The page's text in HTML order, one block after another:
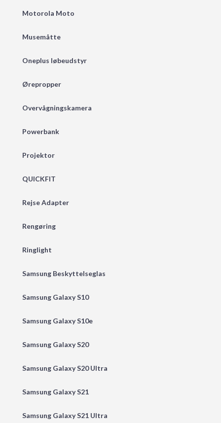
Motorola Moto
Musemåtte
Oneplus løbeudstyr
Ørepropper
Overvågningskamera
Powerbank
Projektor
QUICKFIT
Rejse Adapter
Rengøring
Ringlight
Samsung Beskyttelseglas
Samsung Galaxy S10
Samsung Galaxy S10e
Samsung Galaxy S20
Samsung Galaxy S20 Ultra
Samsung Galaxy S21
Samsung Galaxy S21 Ultra